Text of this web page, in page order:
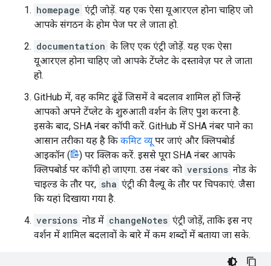
homepage एंट्री जोड़ें. यह एक ऐसा यूआरएल होना चाहिए जो
आपके संगठन के होम पेज पर ले जाता हो.
documentation के लिए एक एंट्री जोड़ें. यह एक ऐसा
यूआरएल होना चाहिए जो आपके टेंप्लेट के दस्तावेज़ पर ले जाता
हो.
GitHub में, वह कमिट ढूंढें जिसमें वे बदलाव शामिल हों जिन्हें
आपको अपने टेंप्लेट के शुरुआती वर्शन के लिए पुश करना है.
इसके बाद, SHA नंबर कॉपी करें. GitHub में SHA नंबर पाने का
आसान तरीका यह है कि कमिट व्यूपर जाएं और क्लिपबोर्ड
आइकॉन (
) पर क्लिक करें. इससे पूरा SHA नंबर आपके
क्लिपबोर्ड पर कॉपी हो जाएगा. उस नंबर को versions नोड के
चाइल्ड के तौर पर, sha एंट्री की वैल्यू के तौर पर चिपकाएं. जैसा
कि यहां दिखाया गया है.
versions नोड में changeNotes एंट्री जोड़ें, ताकि इस नए
वर्शन में शामिल बदलावों के बारे में कम शब्दों में बताया जा सके.